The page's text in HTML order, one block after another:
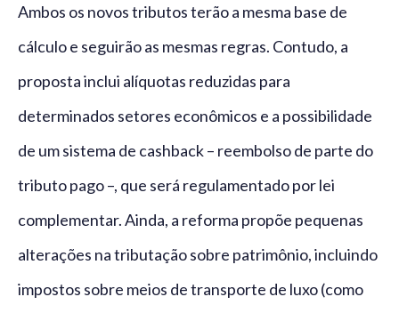
Ambos os novos tributos terão a mesma base de
cálculo e seguirão as mesmas regras. Contudo, a
proposta inclui alíquotas reduzidas para
determinados setores econômicos e a possibilidade
de um sistema de cashback – reembolso de parte do
tributo pago –, que será regulamentado por lei
complementar. Ainda, a reforma propõe pequenas
alterações na tributação sobre patrimônio, incluindo
impostos sobre meios de transporte de luxo (como